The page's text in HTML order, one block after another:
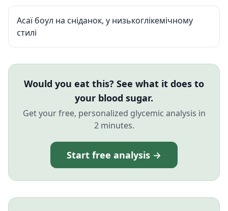
Асаї боул на сніданок, у низькоглікемічному
стилі
Would you eat this? See what it does to
your blood sugar.
Get your free, personalized glycemic analysis in
2 minutes.
Start free analysis →